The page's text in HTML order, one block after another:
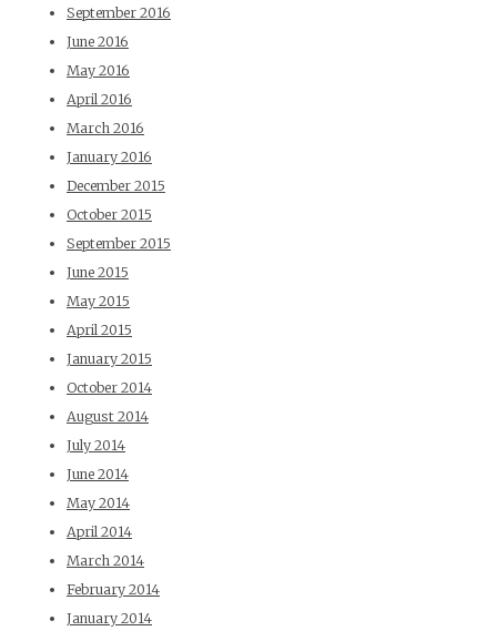
September 2016
June 2016
May 2016
April 2016
March 2016
January 2016
December 2015
October 2015
September 2015
June 2015
May 2015
April 2015
January 2015
October 2014
August 2014
July 2014
June 2014
May 2014
April 2014
March 2014
February 2014
January 2014